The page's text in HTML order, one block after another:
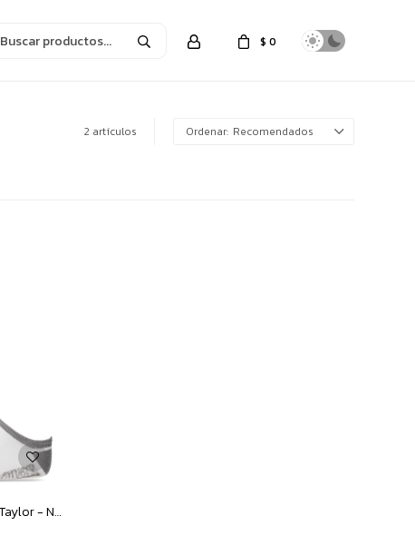
$ 0
2 artículos Recomendados
Medias Unisex Converse x2 Chuck Taylor - Negro - Gris - Blanco